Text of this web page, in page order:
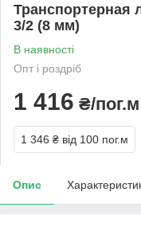
Транспортерная
3/2 (8 мм)
В наявності
Опт і роздріб
1 416 ₴/пог.м
1 346 ₴ від 100 пог.м
Опис